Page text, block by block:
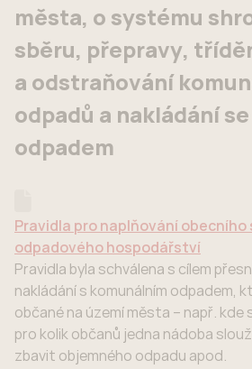
města, o systému
sběru, přepravy,
a odstraňování
odpadů a nakládání
odpadem
Pravidla pro naplňování
odpadového hospodářství
Pravidla byla schválena s cílem
nakládání s komunálním odpadem,
občané na území města – např. kde
pro kolik občanů jedna nádoba
zbavit objemného odpadu apod.